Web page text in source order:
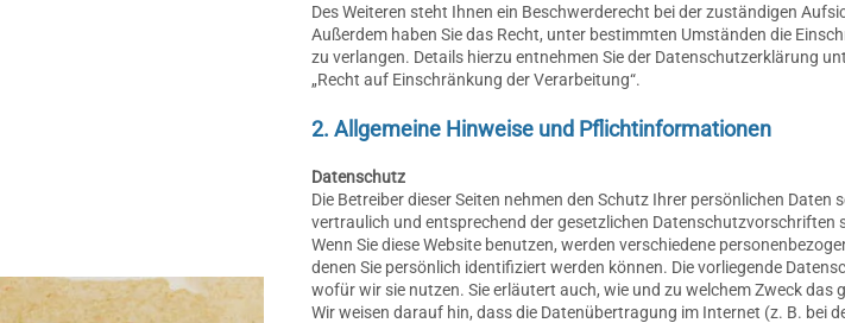
Des Weiteren steht Ihnen ein Beschwerderecht bei der zuständigen
Außerdem haben Sie das Recht, unter bestimmten Umständen die
zu verlangen. Details hierzu entnehmen Sie der Datenschutzerklärung
„Recht auf Einschränkung der Verarbeitung“.
2. Allgemeine Hinweise und Pflichtinformationen
Datenschutz
Die Betreiber dieser Seiten nehmen den Schutz Ihrer persönlichen
vertraulich und entsprechend der gesetzlichen Datenschutzvorschriften
Wenn Sie diese Website benutzen, werden verschiedene
denen Sie persönlich identifiziert werden können. Die vorliegende
wofür wir sie nutzen. Sie erläutert auch, wie und zu welchem Zweck das
Wir weisen darauf hin, dass die Datenübertragung im Internet (z. B. bei